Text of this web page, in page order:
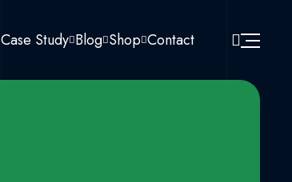
Case Study Blog Shop Contact